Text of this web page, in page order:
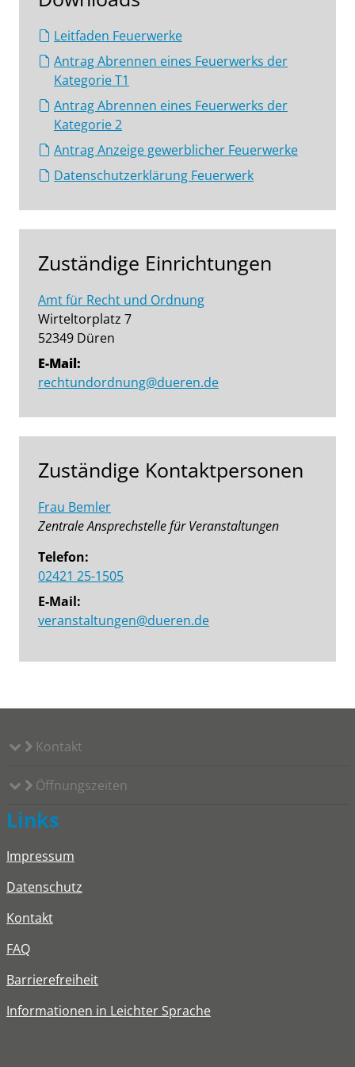
Leitfaden Feuerwerke
Antrag Abrennen eines Feuerwerks der
Kategorie T1
Antrag Abrennen eines Feuerwerks der
Kategorie 2
Antrag Anzeige gewerblicher Feuerwerke
Datenschutzerklärung Feuerwerk
Zuständige Einrichtungen
Amt für Recht und Ordnung
Wirteltorplatz 7
52349 Düren
E-Mail:
rechtundordnung@dueren.de
Zuständige Kontaktpersonen
Frau Bemler
Zentrale Ansprechstelle für Veranstaltungen
Telefon:
02421 25-1505
E-Mail:
veranstaltungen@dueren.de
Kontakt
Öffnungszeiten
Links
Impressum
Datenschutz
Kontakt
FAQ
Barrierefreiheit
Informationen in Leichter Sprache